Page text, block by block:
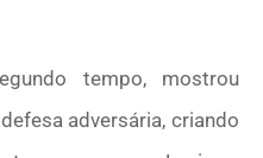
tempo, mostrou
adversária, criando